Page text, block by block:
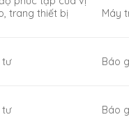
trang thiết bị
Máy
tư Báo
tư Báo